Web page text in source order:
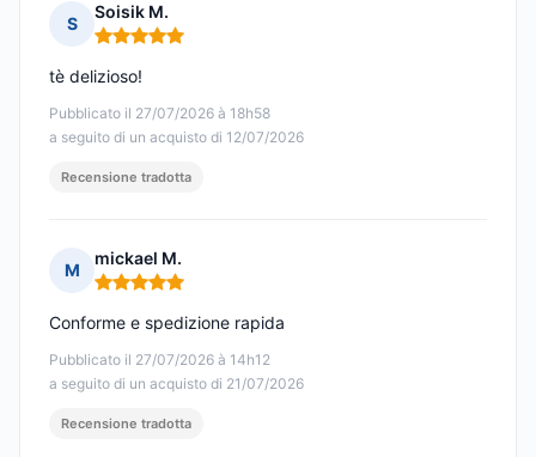
S
Soisik M.
Nota: 5 su 5
Pubblicato il 27/07/2026 à 18h58
a seguito di un acquisto di 12/07/2026
tè delizioso!
Recensione tradotta
M
mickael M.
Nota: 5 su 5
Pubblicato il 27/07/2026 à 14h12
a seguito di un acquisto di 21/07/2026
Conforme e spedizione rapida
Recensione tradotta